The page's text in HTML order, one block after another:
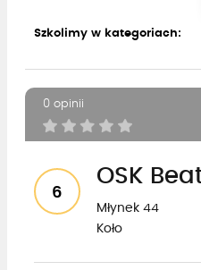
Szkolimy w kategoriach:
0 opinii
6
OSK
Młynek 44
Koło